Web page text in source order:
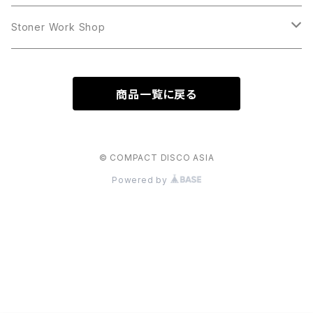
LP
LP
Stoner Work Shop
商品一覧に戻る
© COMPACT DISCO ASIA
Powered by